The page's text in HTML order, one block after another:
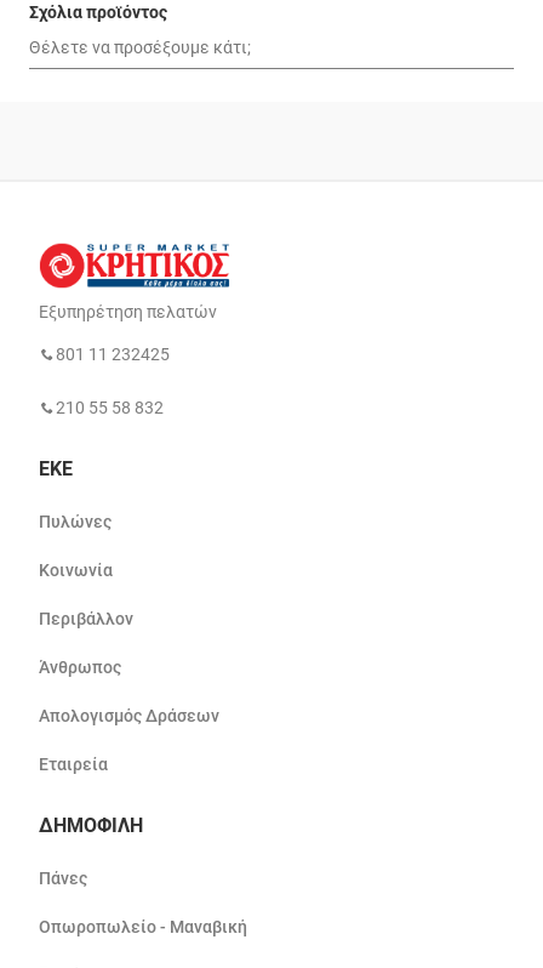
Σχόλια προϊόντος
Εξυπηρέτηση πελατών
801 11 232425
210 55 58 832
ΕΚΕ
Πυλώνες
Κοινωνία
Περιβάλλον
Άνθρωπος
Απολογισμός Δράσεων
Εταιρεία
ΔΗΜΟΦΙΛΗ
Πάνες
Οπωροπωλείο - Μαναβική